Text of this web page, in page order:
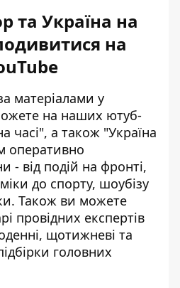
та Україна на
на
матеріалами у
на наших ютуб-
часі", а також "Україна
оперативно
- від подій на фронті,
до спорту, шоубізу
Також ви можете
провідних експертів
щотижневі та
головних